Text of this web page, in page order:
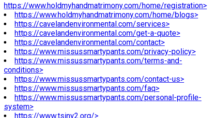
https://www.holdmyhandmatrimony.com/home/registration>
https://www.holdmyhandmatrimony.com/home/blogs>
https://cavelandenvironmental.com/services>
https://cavelandenvironmental.com/get-a-quote>
https://cavelandenvironmental.com/contact>
https://www.missussmartypants.com/privacy-policy>
https://www.missussmartypants.com/terms-and-
conditions>
https://www.missussmartypants.com/contact-us>
https://www.missussmartypants.com/faq>
https://www.missussmartypants.com/personal-profile-
system>
https://www.tsiny2.org/>